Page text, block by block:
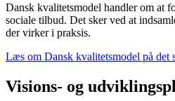
Dansk kvalitetsmodel handler om at
sociale tilbud. Det sker ved at
der virker i praksis.
Læs om Dansk kvalitetsmodel på det
Visions- og